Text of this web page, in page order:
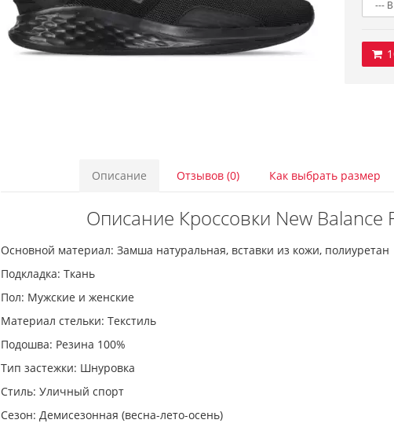
Описание Отзывов (0) Как выбрать размер
Описание Кроссовки New Balance
Основной материал: Замша натуральная, вставки из кожи, полиуретан
Подкладка: Ткань
Пол: Мужские и женские
Материал стельки: Текстиль
Подошва: Резина 100%
Тип застежки: Шнуровка
Стиль: Уличный спорт
Сезон: Демисезонная (весна-лето-осень)